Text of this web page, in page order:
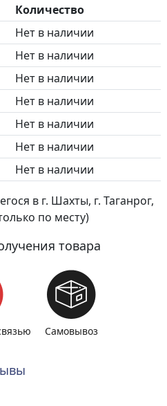
Количество
Нет в наличии
Нет в наличии
Нет в наличии
Нет в наличии
Нет в наличии
Нет в наличии
Нет в наличии
в г. Шахты, г. Таганрог,
по месту)
товара
Самовывоз